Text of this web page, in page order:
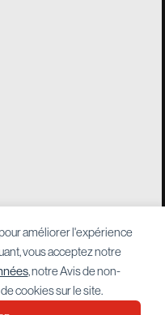
generations.
améliorer l'expérience
vous acceptez notre
, notre Avis de non-
cookies sur le site.